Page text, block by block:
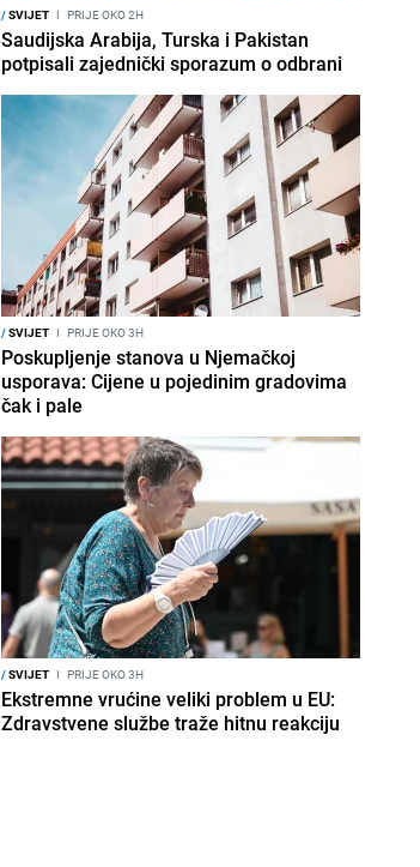
/SVIJET I PRIJE OKO 2H
Saudijska Arabija, Turska i Pakistan
potpisali zajednički sporazum o odbrani
/SVIJET I PRIJE OKO 3H
Poskupljenje stanova u Njemačkoj
usporava: Cijene u pojedinim gradovima
čak i pale
/SVIJET I PRIJE OKO 3H
Ekstremne vrućine veliki problem u EU:
Zdravstvene službe traže hitnu reakciju